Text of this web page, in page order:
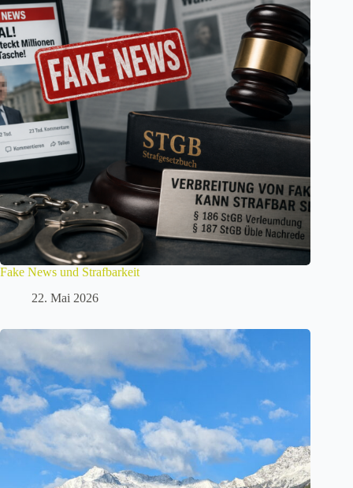
Fake News und Strafbarkeit
22. Mai 2026